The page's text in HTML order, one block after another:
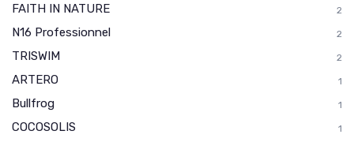
FAITH IN NATURE 2
N16 Professionnel 2
TRISWIM 2
ARTERO 1
Bullfrog 1
COCOSOLIS 1